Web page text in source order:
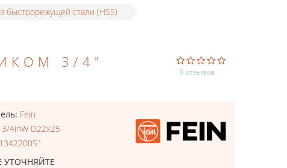
быстрорежущей стали (HSS)
3/4"
0 отзывов
Fein
3/4inW D22x25
УТОЧНЯЙТЕ